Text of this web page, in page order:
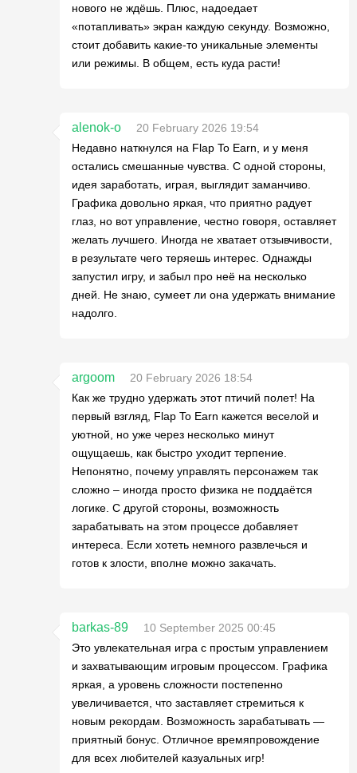
нового не ждёшь. Плюс, надоедает
«потапливать» экран каждую секунду. Возможно,
стоит добавить какие-то уникальные элементы
или режимы. В общем, есть куда расти!
alenok-o
20 February 2026 19:54
Недавно наткнулся на Flap To Earn, и у меня
остались смешанные чувства. С одной стороны,
идея заработать, играя, выглядит заманчиво.
Графика довольно яркая, что приятно радует
глаз, но вот управление, честно говоря, оставляет
желать лучшего. Иногда не хватает отзывчивости,
в результате чего теряешь интерес. Однажды
запустил игру, и забыл про неё на несколько
дней. Не знаю, сумеет ли она удержать внимание
надолго.
argoom
20 February 2026 18:54
Как же трудно удержать этот птичий полет! На
первый взгляд, Flap To Earn кажется веселой и
уютной, но уже через несколько минут
ощущаешь, как быстро уходит терпение.
Непонятно, почему управлять персонажем так
сложно – иногда просто физика не поддаётся
логике. С другой стороны, возможность
зарабатывать на этом процессе добавляет
интереса. Если хотеть немного развлечься и
готов к злости, вполне можно закачать.
barkas-89
10 September 2025 00:45
Это увлекательная игра с простым управлением
и захватывающим игровым процессом. Графика
яркая, а уровень сложности постепенно
увеличивается, что заставляет стремиться к
новым рекордам. Возможность зарабатывать —
приятный бонус. Отличное времяпровождение
для всех любителей казуальных игр!